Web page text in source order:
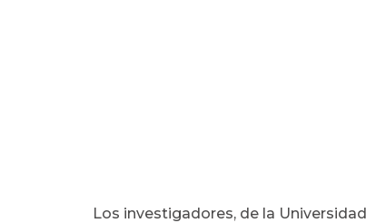
Los investigadores, de la